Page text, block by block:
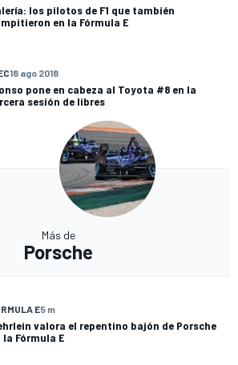
los pilotos de F1 que también
en la Fórmula E
18 ago 2018
pone en cabeza al Toyota #8 en la
sesión de libres
Más de
Porsche
E5 m
valora el repentino bajón de Porsche
la Fórmula E